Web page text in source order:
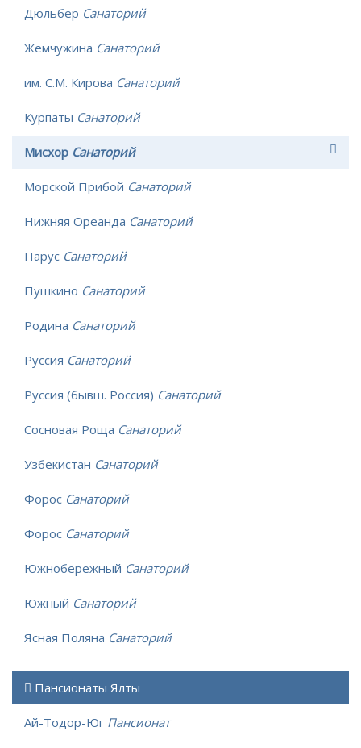
Дюльбер Санаторий
Жемчужина Санаторий
им. С.М. Кирова Санаторий
Курпаты Санаторий
Мисхор Санаторий
Морской Прибой Санаторий
Нижняя Ореанда Санаторий
Парус Санаторий
Пушкино Санаторий
Родина Санаторий
Руссия Санаторий
Руссия (бывш. Россия) Санаторий
Сосновая Роща Санаторий
Узбекистан Санаторий
Форос Санаторий
Форос Санаторий
Южнобережный Санаторий
Южный Санаторий
Ясная Поляна Санаторий
Пансионаты Ялты
Ай-Тодор-Юг Пансионат